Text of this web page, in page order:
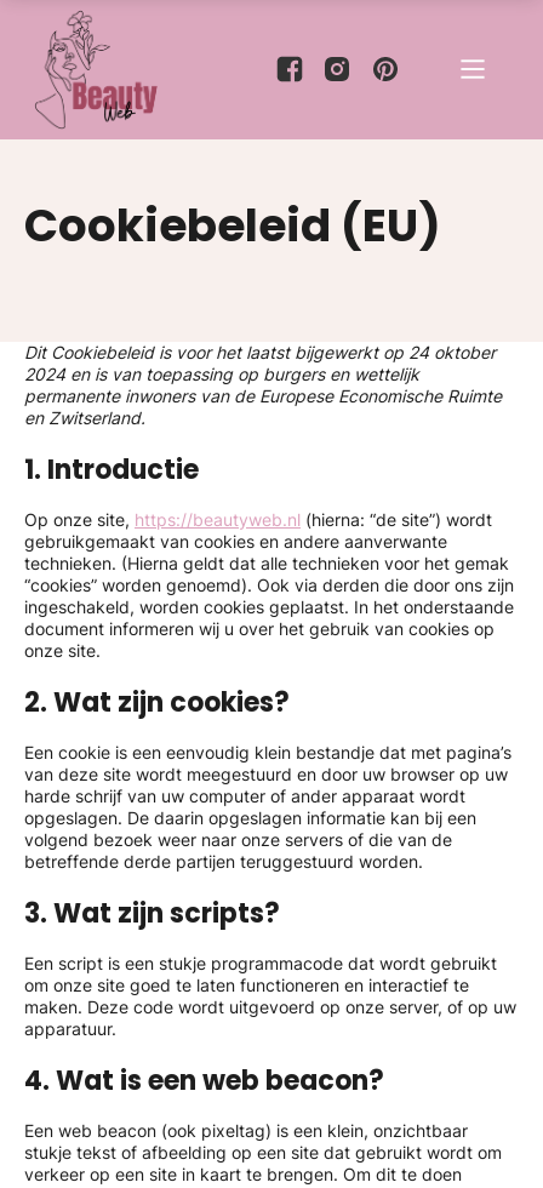
Cookiebeleid (EU)
Dit Cookiebeleid is voor het laatst bijgewerkt op 24 oktober
2024 en is van toepassing op burgers en wettelijk
permanente inwoners van de Europese Economische Ruimte
en Zwitserland.
1. Introductie
Op onze site, https://beautyweb.nl (hierna: “de site”) wordt
gebruikgemaakt van cookies en andere aanverwante
technieken. (Hierna geldt dat alle technieken voor het gemak
“cookies” worden genoemd). Ook via derden die door ons zijn
ingeschakeld, worden cookies geplaatst. In het onderstaande
document informeren wij u over het gebruik van cookies op
onze site.
2. Wat zijn cookies?
Een cookie is een eenvoudig klein bestandje dat met pagina’s
van deze site wordt meegestuurd en door uw browser op uw
harde schrijf van uw computer of ander apparaat wordt
opgeslagen. De daarin opgeslagen informatie kan bij een
volgend bezoek weer naar onze servers of die van de
betreffende derde partijen teruggestuurd worden.
3. Wat zijn scripts?
Een script is een stukje programmacode dat wordt gebruikt
om onze site goed te laten functioneren en interactief te
maken. Deze code wordt uitgevoerd op onze server, of op uw
apparatuur.
4. Wat is een web beacon?
Een web beacon (ook pixeltag) is een klein, onzichtbaar
stukje tekst of afbeelding op een site dat gebruikt wordt om
verkeer op een site in kaart te brengen. Om dit te doen